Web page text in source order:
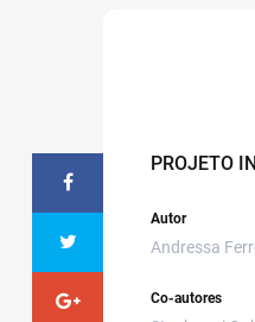
PROJETO
Autor
Andressa
Co-autores